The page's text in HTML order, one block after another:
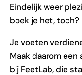
Eindelijk weer
boek je het, toch?
Je voeten
Maak daarom
bij FeetLab, die